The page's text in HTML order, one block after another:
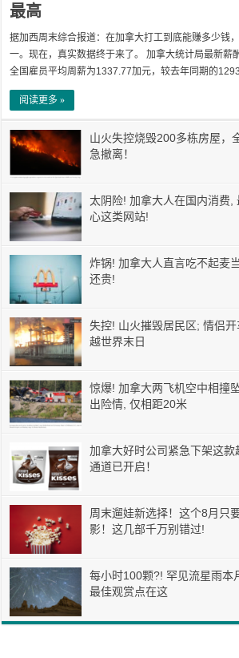
最高
据加西周末综合报道：在加拿大打工到底能赚多少钱
一。现在，真实数据终于来了。 加拿大统计局最新薪
全国雇员平均周薪为1337.77加元，较去年同期的
阅读更多 »
山火失控烧毁200多栋房屋，
急撤离！
太阴险! 加拿大人在国内消费,
心这类网站!
炸锅! 加拿大人直言吃不起麦
还贵!
失控! 山火摧毁居民区; 情侣
越世界末日
惊爆! 加拿大两飞机空中相撞
出险情, 仅相距20米
加拿大好时公司紧急下架这
通道已开启！
周末遛娃新选择！这个8月只
影！这几部千万别错过!
每小时100颗?! 罕见流星雨本
最佳观赏点在这